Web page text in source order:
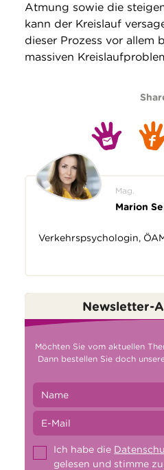
Atmung sowie die
kann der Kreislauf
dieser Prozess vor allem
massiven
Mag.
Marion
Verkehrspsychologin,
Newsletter-
Möchten Sie vom aktuellen
Dann bestellen Sie doch
Ich habe die
gelesen und stimme zu.